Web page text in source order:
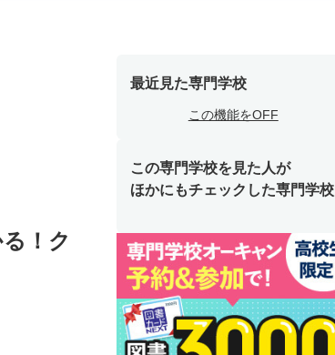
！ク
最近見た専門学校
この機能をOFF
この専門学校を見た人が
ほかにもチェックした専門学校